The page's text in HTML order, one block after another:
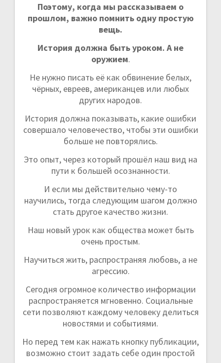
Поэтому, когда мы рассказываем о
прошлом, важно помнить одну простую
вещь.
История должна быть уроком. А не
оружием.
Не нужно писать её как обвинение белых,
чёрных, евреев, американцев или любых
других народов.
История должна показывать, какие ошибки
совершало человечество, чтобы эти ошибки
больше не повторялись.
Это опыт, через который прошёл наш вид на
пути к большей осознанности.
И если мы действительно чему-то
научились, тогда следующим шагом должно
стать другое качество жизни.
Наш новый урок как общества может быть
очень простым.
Научиться жить, распространяя любовь, а не
агрессию.
Сегодня огромное количество информации
распространяется мгновенно. Социальные
сети позволяют каждому человеку делиться
новостями и событиями.
Но перед тем как нажать кнопку публикации,
возможно стоит задать себе один простой